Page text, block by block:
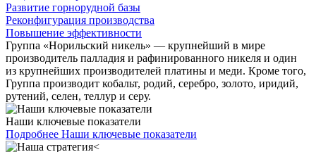
Развитие горнорудной базы
Реконфигурация производства
Повышение эффективности
Группа «Норильский никель» — крупнейший в мире
производитель палладия и рафинированного никеля и один
из крупнейших производителей платины и меди. Кроме того,
Группа производит кобальт, родий, серебро, золото, иридий,
рутений, селен, теллур и серу.
Наши ключевые показатели
Подробнее Наши ключевые показатели